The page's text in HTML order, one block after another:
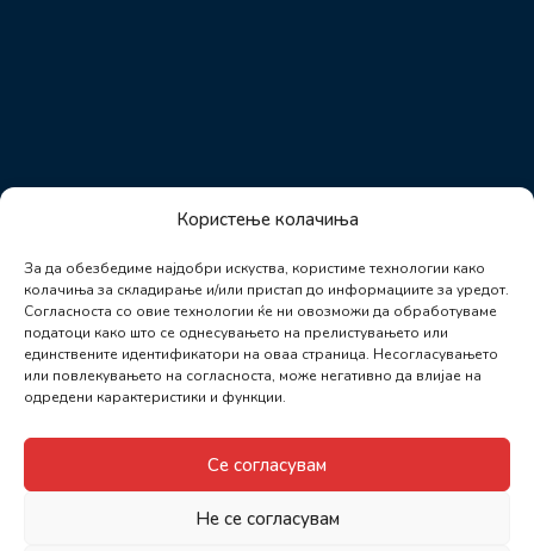
Користење колачиња
За да обезбедиме најдобри искуства, користиме технологии како
колачиња за складирање и/или пристап до информациите за уредот.
Согласноста со овие технологии ќе ни овозможи да обработуваме
податоци како што се однесувањето на прелистувањето или
единствените идентификатори на оваа страница. Несогласувањето
или повлекувањето на согласноста, може негативно да влијае на
одредени карактеристики и функции.
Се согласувам
Не се согласувам